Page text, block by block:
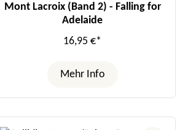
Mont Lacroix (Band 2) - Falling for
Adelaide
16,95 €*
Mehr Info